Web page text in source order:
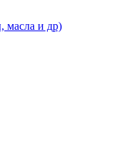
масла и др)